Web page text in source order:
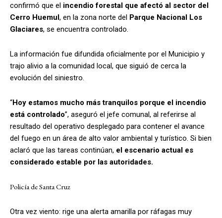
confirmó que el incendio forestal que afectó al sector del
Cerro Huemul, en la zona norte del Parque Nacional Los
Glaciares, se encuentra controlado.
La información fue difundida oficialmente por el Municipio y
trajo alivio a la comunidad local, que siguió de cerca la
evolución del siniestro.
“Hoy estamos mucho más tranquilos porque el incendio
está controlado”, aseguró el jefe comunal, al referirse al
resultado del operativo desplegado para contener el avance
del fuego en un área de alto valor ambiental y turístico. Si bien
aclaró que las tareas continúan, el escenario actual es
considerado estable por las autoridades.
Policía de Santa Cruz
Otra vez viento: rige una alerta amarilla por ráfagas muy